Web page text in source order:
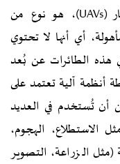
الطيران المسير، أو الطائرات بدون طيار (UAVs)، هو نوع من
أي أنها لا تحتوي
هذه الطائرات عن بُعد
أنظمة آلية تعتمد على
أن تُستخدم في العديد
الاستطلاع، الهجوم،
(مثل الزراعة، التصوير